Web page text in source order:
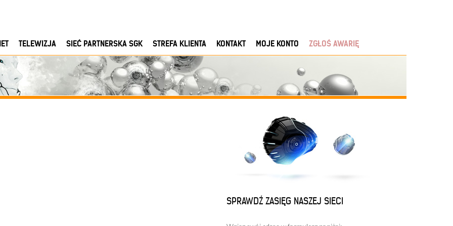
TELEWIZJA SIEĆ PARTNERSKA SGK STREFA KLIENTA KONTAKT MOJE KONTO ZGŁOŚ AWARIĘ
SPRAWDŹ ZASIĘG NASZEJ SIECI